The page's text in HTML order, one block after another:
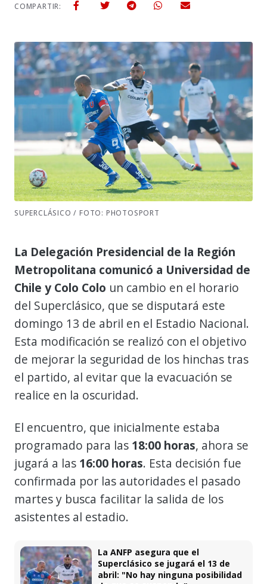
COMPARTIR:
SUPERCLÁSICO / FOTO: PHOTOSPORT
La Delegación Presidencial de la Región
Metropolitana comunicó a Universidad de
Chile y Colo Colo un cambio en el horario
del Superclásico, que se disputará este
domingo 13 de abril en el Estadio Nacional.
Esta modificación se realizó con el objetivo
de mejorar la seguridad de los hinchas tras
el partido, al evitar que la evacuación se
realice en la oscuridad.
El encuentro, que inicialmente estaba
programado para las 18:00 horas, ahora se
jugará a las 16:00 horas. Esta decisión fue
confirmada por las autoridades el pasado
martes y busca facilitar la salida de los
asistentes al estadio.
La ANFP asegura que el
Superclásico se jugará el 13 de
abril: "No hay ninguna posibilidad